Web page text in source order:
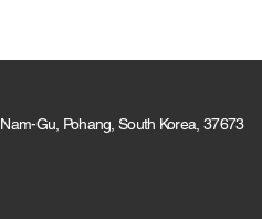
Gu, Pohang, South Korea, 37673